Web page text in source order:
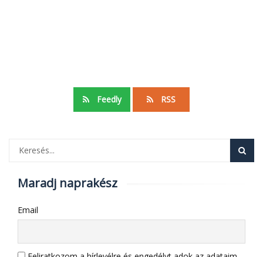
Feedly RSS
Maradj naprakész
Email